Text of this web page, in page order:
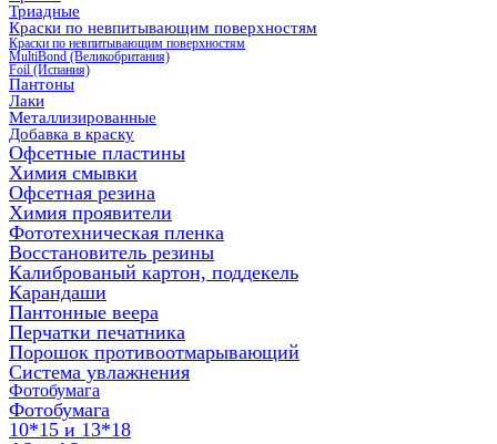
Триадные
Краски по невпитывающим поверхностям
Краски по невпитывающим поверхностям
MultiBond (Великобритания)
Foil (Испания)
Пантоны
Лаки
Металлизированные
Добавка в краску
Офсетные пластины
Химия смывки
Офсетная резина
Химия проявители
Фототехническая пленка
Восстановитель резины
Калиброваный картон, поддекель
Карандаши
Пантонные веера
Перчатки печатника
Порошок противоотмарывающий
Система увлажнения
Фотобумага
Фотобумага
10*15 и 13*18